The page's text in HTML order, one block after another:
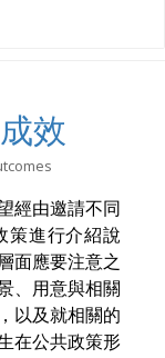
效
經由邀請不同
策進行介紹說
面應要注意之
、用意與相關
以及就相關的
在公共政策形